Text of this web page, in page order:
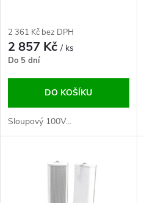
r
o
u
r
o
d
u
2 361 Kč bez DPH
2 857 Kč/ ks
Do 5 dní
DO KOŠÍKU
Sloupový 100V...